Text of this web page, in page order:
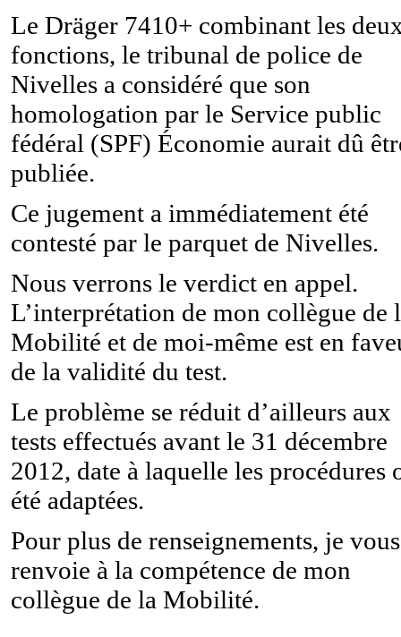
Le Dräger 7410+ combinant les
fonctions, le tribunal de police de
Nivelles a considéré que son
homologation par le Service public
fédéral (SPF) Économie aurait dû
publiée.
Ce jugement a immédiatement été
contesté par le parquet de Nivelles.
Nous verrons le verdict en appel.
L’interprétation de mon collègue de
Mobilité et de moi-même est en
de la validité du test.
Le problème se réduit d’ailleurs aux
tests effectués avant le 31 décembre
2012, date à laquelle les procédures
été adaptées.
Pour plus de renseignements, je vous
renvoie à la compétence de mon
collègue de la Mobilité.